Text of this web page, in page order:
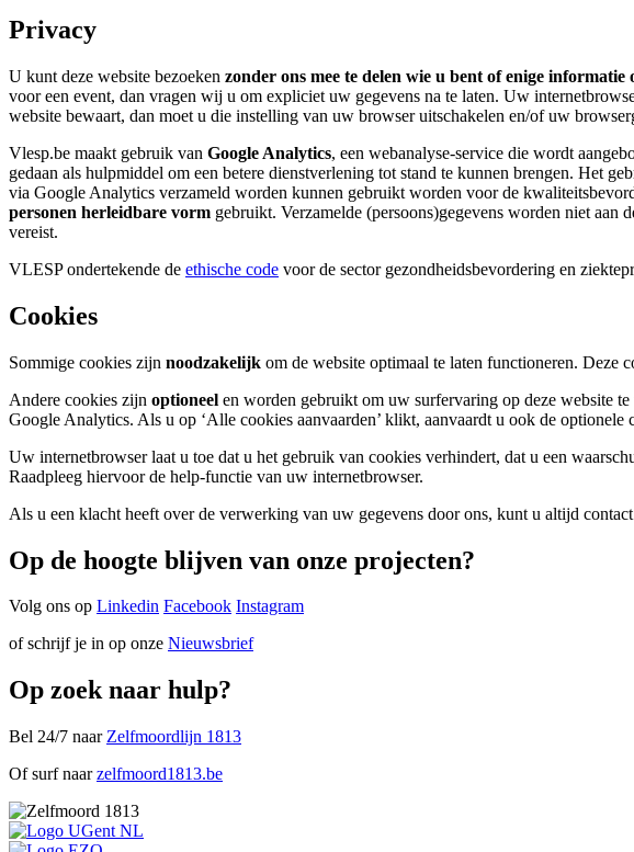
Privacy
U kunt deze website bezoeken zonder ons mee te delen wie u bent of enige informatie
voor een event, dan vragen wij u om expliciet uw gegevens na te laten. Uw
website bewaart, dan moet u die instelling van uw browser uitschakelen en/of uw
Vlesp.be maakt gebruik van Google Analytics, een webanalyse-service die wordt
gedaan als hulpmiddel om een betere dienstverlening tot stand te kunnen brengen. Het
via Google Analytics verzameld worden kunnen gebruikt worden voor de
personen herleidbare vorm gebruikt. Verzamelde (persoons)gegevens worden niet
vereist.
VLESP ondertekende de ethische code voor de sector gezondheidsbevordering en
Cookies
Sommige cookies zijn noodzakelijk om de website optimaal te laten functioneren. Deze
Andere cookies zijn optioneel en worden gebruikt om uw surfervaring op deze website
Google Analytics. Als u op ‘Alle cookies aanvaarden’ klikt, aanvaardt u ook de
Uw internetbrowser laat u toe dat u het gebruik van cookies verhindert, dat u een
Raadpleeg hiervoor de help-functie van uw internetbrowser.
Als u een klacht heeft over de verwerking van uw gegevens door ons, kunt u altijd
Op de hoogte blijven van onze projecten?
Volg ons op Linkedin Facebook Instagram
of schrijf je in op onze Nieuwsbrief
Op zoek naar hulp?
Bel 24/7 naar Zelfmoordlijn 1813
Of surf naar zelfmoord1813.be